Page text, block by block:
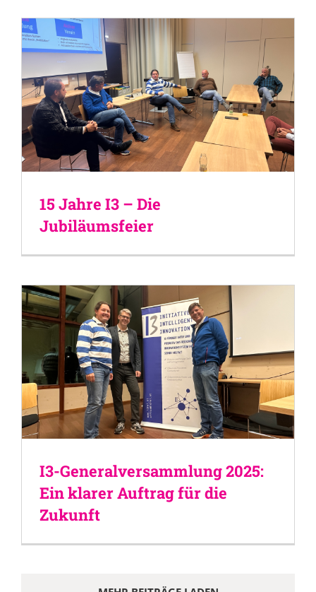
15 Jahre I3 – Die
Jubiläumsfeier
I3-Generalversammlung 2025:
Ein klarer Auftrag für die
Zukunft